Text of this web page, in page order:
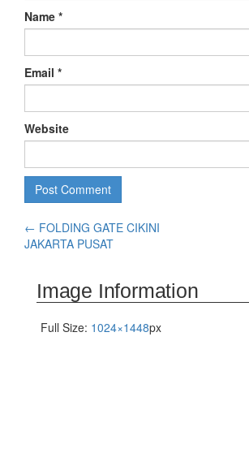
Name *
Email *
Website
← FOLDING GATE CIKINI
JAKARTA PUSAT
Image Information
Full Size: 1024×1448px